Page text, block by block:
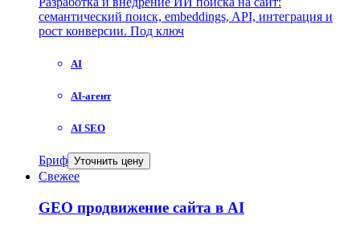
семантический поиск, embeddings, API, интеграция и
рост конверсии. Под ключ
AI
AI-агент
AI SEO
Бриф Уточнить цену
Свежее
GEO продвижение сайта в AI